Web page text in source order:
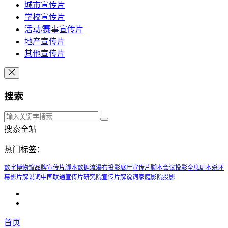
城市宣传片
学校宣传片
活动/赛事宣传片
地产宣传片
其他宣传片
搜索
搜索全站
热门标签：
数字博物馆品牌宣传片脚本数据流瀑布投影展厅宣传片脚本会议投影全息剧本杀环
幕影片解说词 中国联通宣传片研究院宣传片解说词 家庭影院投影
首页